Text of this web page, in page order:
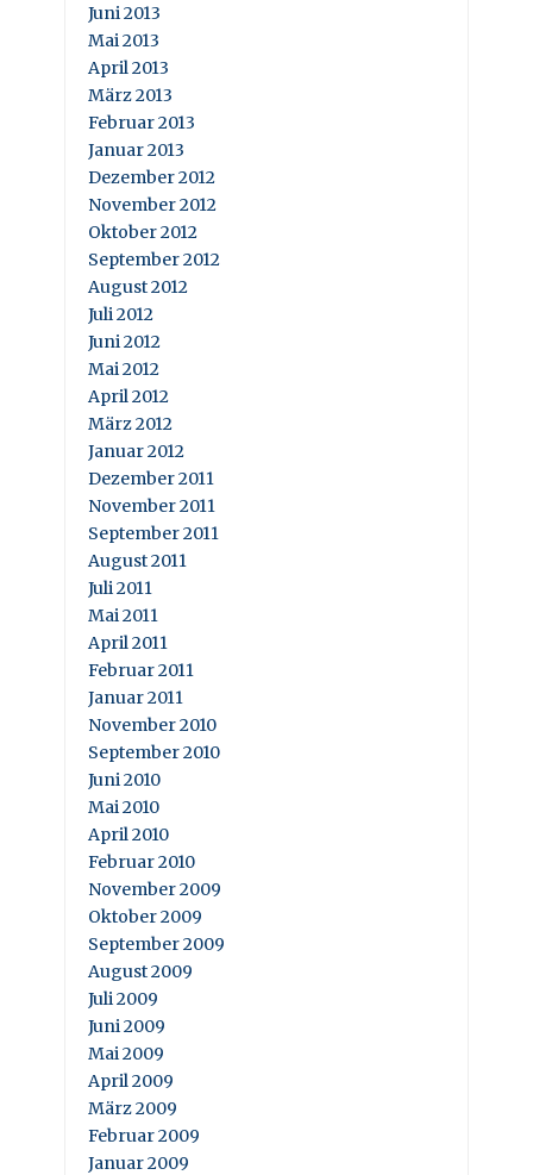
Juni 2013
Mai 2013
April 2013
März 2013
Februar 2013
Januar 2013
Dezember 2012
November 2012
Oktober 2012
September 2012
August 2012
Juli 2012
Juni 2012
Mai 2012
April 2012
März 2012
Januar 2012
Dezember 2011
November 2011
September 2011
August 2011
Juli 2011
Mai 2011
April 2011
Februar 2011
Januar 2011
November 2010
September 2010
Juni 2010
Mai 2010
April 2010
Februar 2010
November 2009
Oktober 2009
September 2009
August 2009
Juli 2009
Juni 2009
Mai 2009
April 2009
März 2009
Februar 2009
Januar 2009